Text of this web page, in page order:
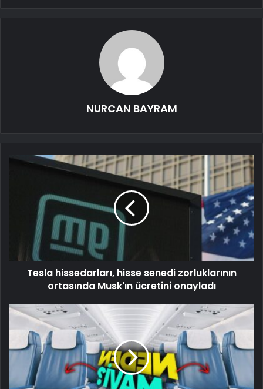
NURCAN BAYRAM
Tesla hissedarları, hisse senedi zorluklarının
ortasında Musk'ın ücretini onayladı